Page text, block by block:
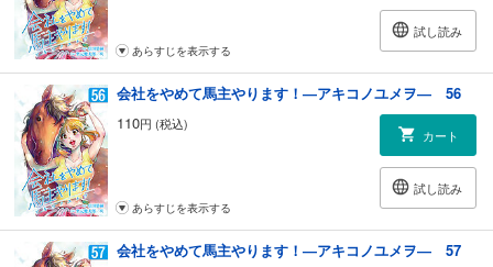
試し読み
あらすじを表示する
会社をやめて馬主やります！―アキコノユメヲ― 56
110円 (税込)
カート
試し読み
あらすじを表示する
会社をやめて馬主やります！―アキコノユメヲ― 57